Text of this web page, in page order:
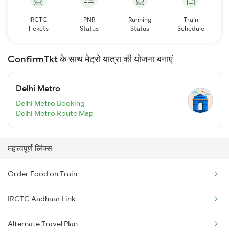
IRCTC
Tickets
PNR
Status
Running
Status
Train
Schedule
ConfirmTkt के साथ मेट्रो यात्रा की योजना बनाएं
Delhi Metro
Delhi Metro Booking
Delhi Metro Route Map
महत्त्वपूर्ण लिंक्स
Order Food on Train
IRCTC Aadhaar Link
Alternate Travel Plan